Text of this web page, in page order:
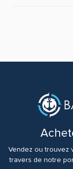
Vendez ou trouvez
travers de notre